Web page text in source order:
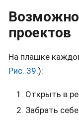
проектов
На плашке
Рис. 39.):
Открыть в
Забрать себе